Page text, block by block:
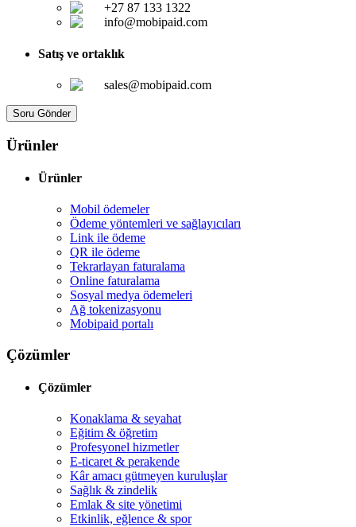
+27 87 133 1322
info@mobipaid.com
Satış ve ortaklık
sales@mobipaid.com
Soru Gönder
Ürünler
Ürünler
Mobil ödemeler
Ödeme yöntemleri ve sağlayıcıları
Link ile ödeme
QR ile ödeme
Tekrarlayan faturalama
Online faturalama
Sosyal medya ödemeleri
Ağ tokenizasyonu
Mobipaid portalı
Çözümler
Çözümler
Konaklama & seyahat
Eğitim & öğretim
Profesyonel hizmetler
E-ticaret & perakende
Kâr amacı gütmeyen kuruluşlar
Sağlık & zindelik
Emlak & site yönetimi
Etkinlik, eğlence & spor